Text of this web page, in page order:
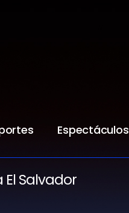
Espectáculos
Salvador